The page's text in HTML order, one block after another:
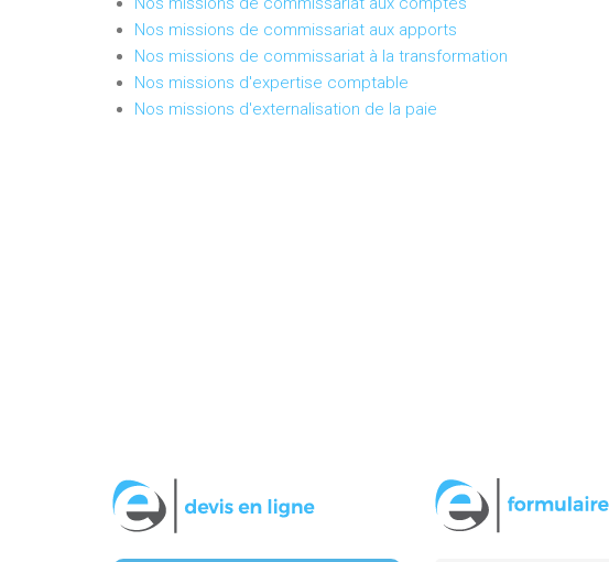
Nos missions de commissariat aux apports
Nos missions de commissariat à la transformation
Nos missions d'expertise comptable
Nos missions d'externalisation de la paie